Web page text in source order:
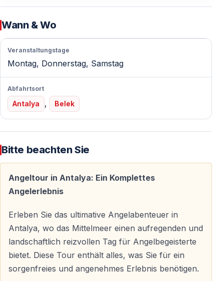
fachkundiger Anleitung lokaler Kapitäne.
Hochwertige Ausrüstung inklusive
— Angelruten und Grundausstattung
— Köder wie Hühnchen, Garnelen und Meereswürmer
— Eigene Angelausrüstung und Köder dürfen
mitgebracht werden
Vielfältige Fischarten
anderem fangen
— Dorade
— Zackenbarsch
— Rotbarbe
Traumhafte Mittelmeer-Kulisse
Kristallklares Wasser, offenes Meer und der Blick auf
die Küste von Antalya sorgen für eine entspannte
Atmosphäre.
Wann & Wo
Veranstaltungstage
Montag, Donnerstag, Samstag
Abfahrtsort
Antalya , Belek
Bitte beachten Sie
Angeltour in Antalya: Ein Komplettes
Angelerlebnis
Erleben Sie das ultimative Angelabenteuer in
Antalya, wo das Mittelmeer einen aufregenden und
landschaftlich reizvollen Tag für Angelbegeisterte
bietet. Diese Tour enthält alles, was Sie für ein
sorgenfreies und angenehmes Erlebnis benötigen.